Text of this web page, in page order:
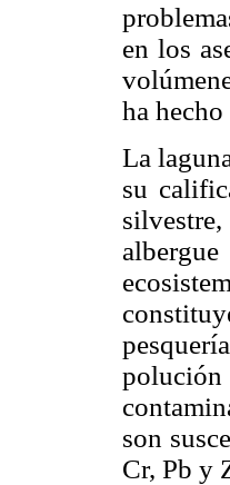
en los
ha
La
su
son
Cr, Pb y